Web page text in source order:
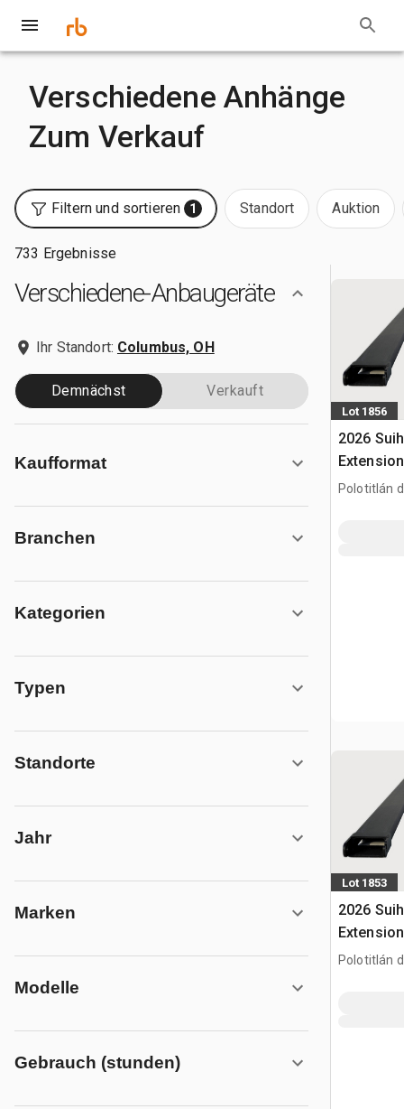
Verschiedene Anhänge
Zum Verkauf
Filtern und sortieren 1 Standort Auktion
733 Ergebnisse
Verschiedene-Anbaugeräte
Ihr Standort: Columbus, OH
Demnächst Verkauft
Kaufformat
Branchen
Kategorien
Typen
Standorte
Jahr
Marken
Modelle
Gebrauch (stunden)
Lot 1856
2026
Usar) /
Polotitlán
Lot 1853
2026
Usar) /
Polotitlán